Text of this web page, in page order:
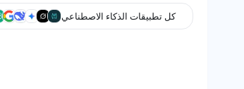
كل تطبيقات الذكاء الاصطناعي